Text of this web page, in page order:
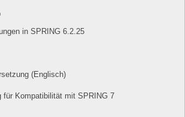
in SPRING 6.2.25
(Englisch)
für Kompatibilität mit SPRING 7